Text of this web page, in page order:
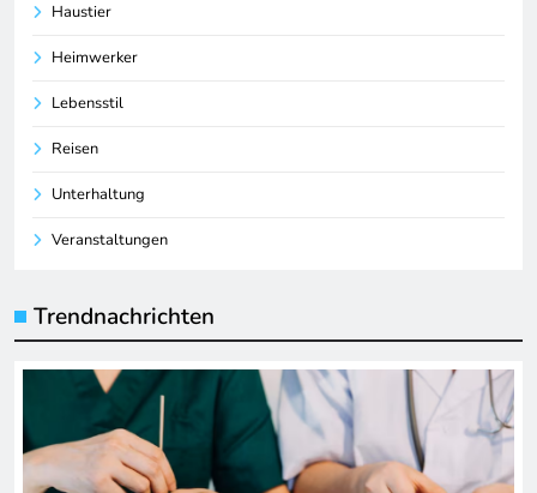
Haustier
Heimwerker
Lebensstil
Reisen
Unterhaltung
Veranstaltungen
Trendnachrichten